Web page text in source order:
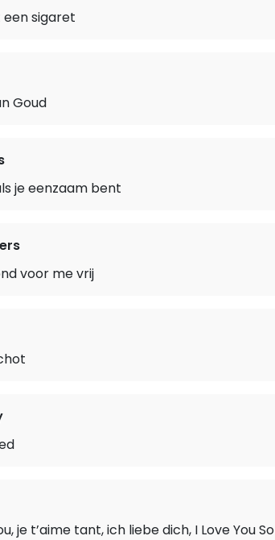
een sigaret
Goud
je eenzaam bent
voor me vrij
je t’aime tant, ich liebe dich, I Love You So